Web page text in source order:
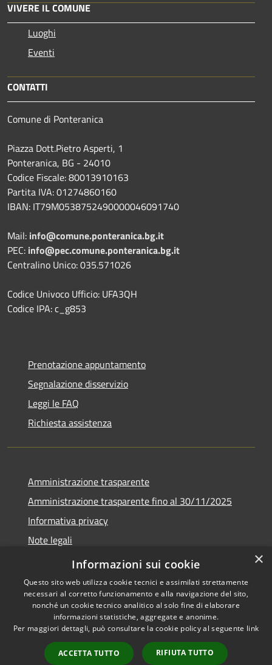
VIVERE IL COMUNE
Luoghi
Eventi
CONTATTI
Comune di Ponteranica
Piazza Dott.Pietro Asperti, 1
Ponteranica, BG - 24010
Codice Fiscale: 80013910163
Partita IVA: 01274860160
IBAN: IT79M0538752490000046091740
Mail: info@comune.ponteranica.bg.it
PEC: info@pec.comune.ponteranica.bg.it
Centralino Unico: 035.571026
Codice Univoco Ufficio: UFA3QH
Codice IPA: c_g853
Prenotazione appuntamento
Segnalazione disservizio
Leggi le FAQ
Richiesta assistenza
Amministrazione trasparente
Amministrazione trasparente fino al 30/11/2025
Informativa privacy
Note legali
Dichiarazione di accessibilità
Accessibilità
Copyright © 2026 • Comune di
Ponteranica • Powered by
Municipium•
Accesso
×
Informazioni sui cookie
Questo sito web utilizza cookie tecnici e assimilati strettamente
necessari al corretto funzionamento e alla navigazione del sito,
nonché un cookie tecnico analitico al solo fine di elaborare
informazioni statistiche, aggregate e anonime.
Per maggiori dettagli, può consultare la cookie policy al seguente link
ACCETTA TUTTO RIFIUTA TUTTO